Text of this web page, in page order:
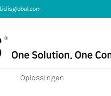
Oplossingen